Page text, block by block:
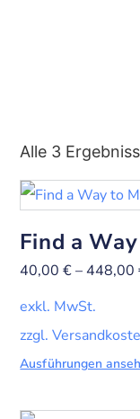
Alle 3
Find a
40,00€– 448,00
exkl. MwSt.
zzgl.
Ausführungen